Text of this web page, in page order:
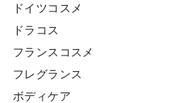
ドイツコスメ
ドラコス
フランスコスメ
フレグランス
ボディケア